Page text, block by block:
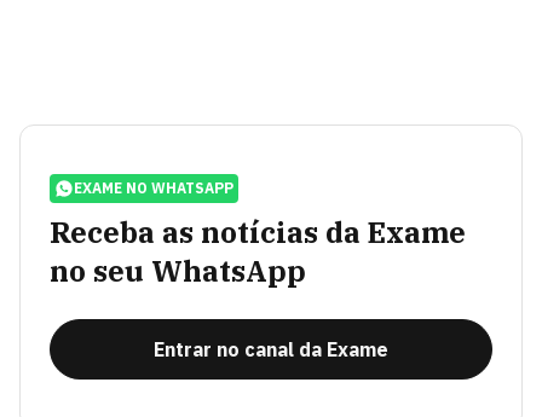
EXAME NO WHATSAPP
Receba as notícias da Exame
no seu WhatsApp
Entrar no canal da Exame